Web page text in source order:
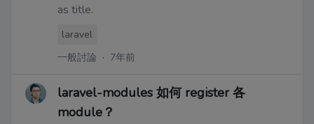
as title.
laravel
一般討論 · 7年前
laravel-modules 如何 register 各
module？